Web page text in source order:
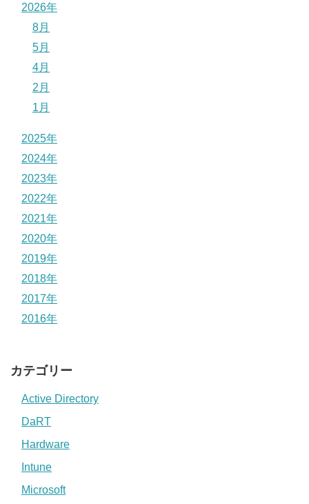
2026年
8月
5月
4月
2月
1月
2025年
2024年
2023年
2022年
2021年
2020年
2019年
2018年
2017年
2016年
カテゴリー
Active Directory
DaRT
Hardware
Intune
Microsoft